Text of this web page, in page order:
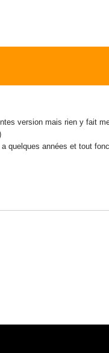
version mais rien y fait
années et tout